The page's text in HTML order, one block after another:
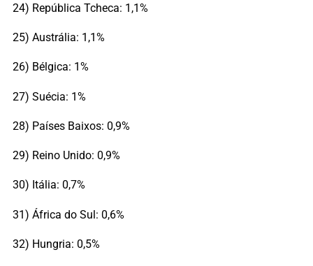
24) República Tcheca: 1,1%
25) Austrália: 1,1%
26) Bélgica: 1%
27) Suécia: 1%
28) Países Baixos: 0,9%
29) Reino Unido: 0,9%
30) Itália: 0,7%
31) África do Sul: 0,6%
32) Hungria: 0,5%